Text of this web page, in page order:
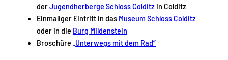
derJugendherberge Schloss Colditz in Colditz
Einmaliger Eintritt in das Museum Schloss Colditz
oder in die Burg Mildenstein
Broschüre „Unterwegs mit dem Rad“